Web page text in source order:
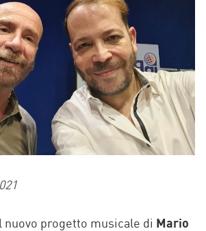
nuovo progetto musicale di Mario